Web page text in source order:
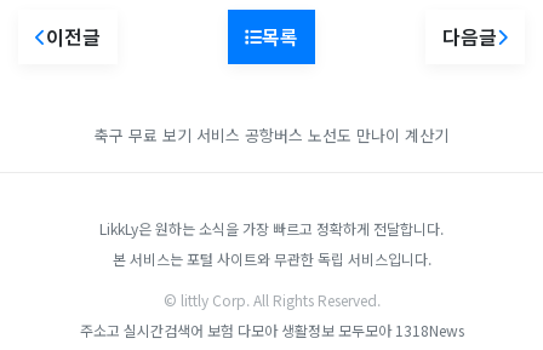
이전글 목록 다음글
축구 무료 보기 서비스 공항버스 노선도 만나이 계산기
LikkLy은 원하는 소식을 가장 빠르고 정확하게 전달합니다.
본 서비스는 포털 사이트와 무관한 독립 서비스입니다.
© littly Corp. All Rights Reserved.
주소고 실시간검색어 보험 다모아 생활정보 모두모아 1318News